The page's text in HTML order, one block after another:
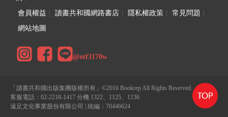
會員權益
讀書共和國網路書店 隱私權政策 常見問題
網站地圖
@otf3170w
「讀書共和國出版集團版權所有」©2016 Bookrep All Rights Reserved.
客服電話：02-2218-1417 分機 1322、1125、1136
遠足文化事業股份有限公司 | 統編：70446624